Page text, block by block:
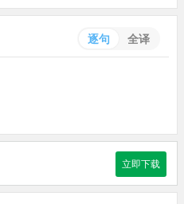
逐句 全译
立即下载